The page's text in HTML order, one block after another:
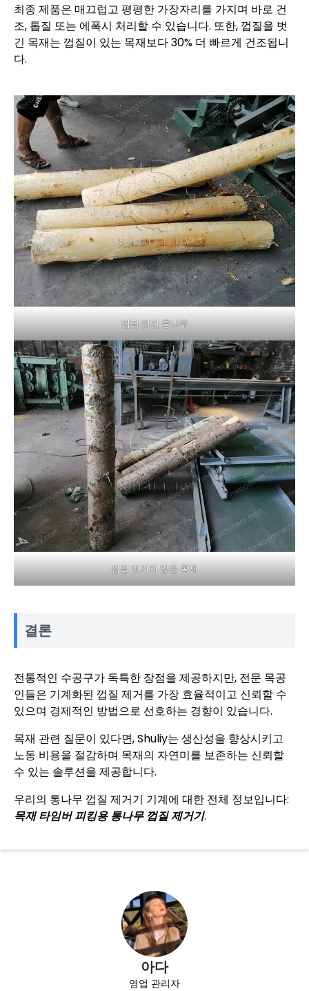
아다
영업 관리자
최종 제품은 매끄럽고 평평한 가장자리를 가지며 바로 건
조, 톱질 또는 에폭시 처리할 수 있습니다. 또한, 껍질을 벗
긴 목재는 껍질이 있는 목재보다 30% 더 빠르게 건조됩니
다.
껍질 벗긴 통나무
껍질 벗기지 않은 목재
결론
전통적인 수공구가 독특한 장점을 제공하지만, 전문 목공
인들은 기계화된 껍질 제거를 가장 효율적이고 신뢰할 수
있으며 경제적인 방법으로 선호하는 경향이 있습니다.
목재 관련 질문이 있다면, Shuliy는 생산성을 향상시키고
노동 비용을 절감하며 목재의 자연미를 보존하는 신뢰할
수 있는 솔루션을 제공합니다.
우리의 통나무 껍질 제거기 기계에 대한 전체 정보입니다:
목재 타임버 피킹용 통나무 껍질 제거기.